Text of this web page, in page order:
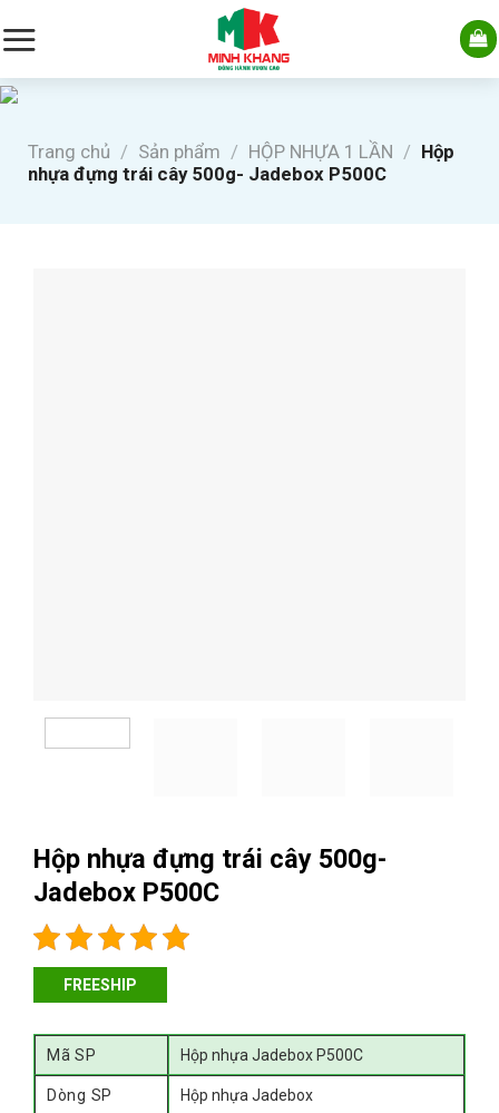
to
Trang chủ / Sản phẩm / HỘP NHỰA 1 LẦN / Hộp
nhựa đựng trái cây 500g- Jadebox P500C
Hộp nhựa đựng trái cây 500g-
Jadebox P500C
FREESHIP
Mã SP Hộp nhựa Jadebox P500C
Dòng SP Hộp nhựa Jadebox